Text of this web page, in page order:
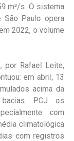
m³/s. O sistema
São Paulo opera
2022, o volume
por Rafael Leite,
em abril, 13
acima da
PCJ os
com
climatológica
com registros